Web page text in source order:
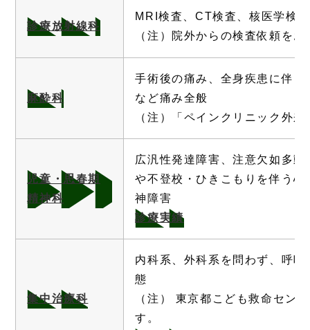
診療放射線科
MRI検査、CT検査、核医学検
（注）院外からの検査依頼を
麻酔科
手術後の痛み、全身疾患に伴
など痛み全般
（注）「ペインクリニック外
児童・思春期
精神科
広汎性発達障害、注意欠如多
や不登校・ひきこもりを伴う
神障害
診療実績
集中治療科
内科系、外科系を問わず、呼
態
（注） 東京都こども救命セン
す。